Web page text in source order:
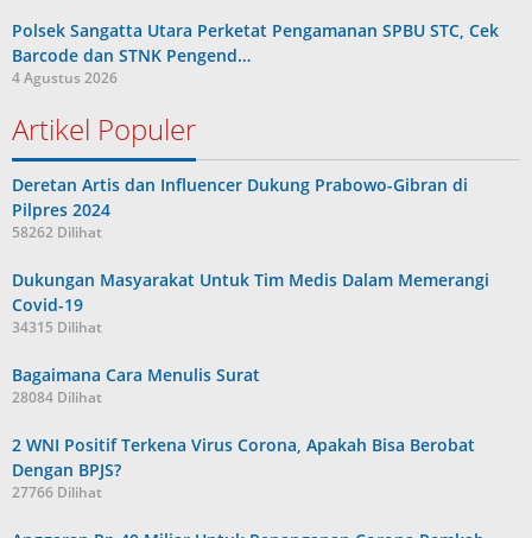
Polsek Sangatta Utara Perketat Pengamanan SPBU STC, Cek
Barcode dan STNK Pengend…
4 Agustus 2026
Artikel Populer
Deretan Artis dan Influencer Dukung Prabowo-Gibran di
Pilpres 2024
58262 Dilihat
Dukungan Masyarakat Untuk Tim Medis Dalam Memerangi
Covid-19
34315 Dilihat
Bagaimana Cara Menulis Surat
28084 Dilihat
2 WNI Positif Terkena Virus Corona, Apakah Bisa Berobat
Dengan BPJS?
27766 Dilihat